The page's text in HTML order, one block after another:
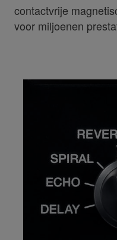
contactvrije
voor miljoenen